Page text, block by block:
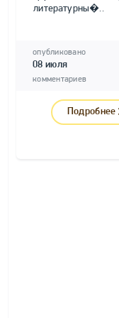
литературны�..
опубликовано
08 июля
комментариев
Подробнее